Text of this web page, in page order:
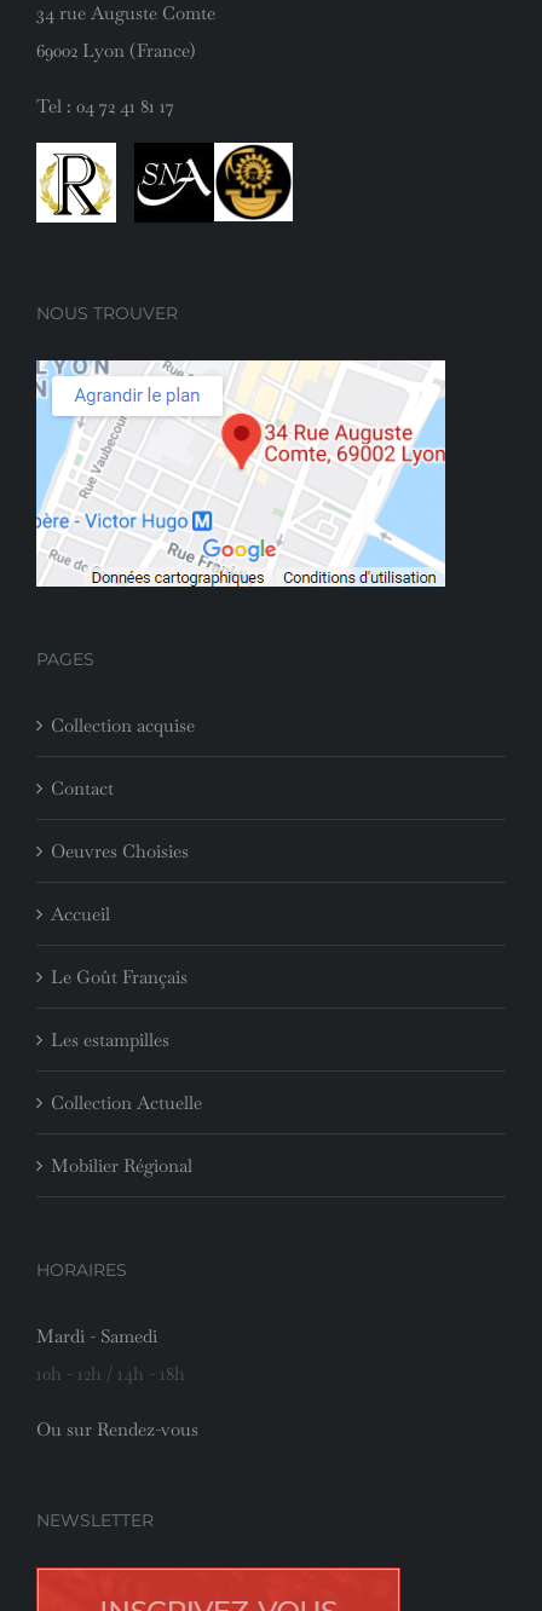
34 rue Auguste Comte
69002 Lyon (France)
Tel : 04 72 41 81 17
NOUS TROUVER
PAGES
Collection acquise
Contact
Oeuvres Choisies
Accueil
Le Goût Français
Les estampilles
Collection Actuelle
Mobilier Régional
HORAIRES
Mardi - Samedi
10h - 12h / 14h - 18h
Ou sur Rendez-vous
NEWSLETTER